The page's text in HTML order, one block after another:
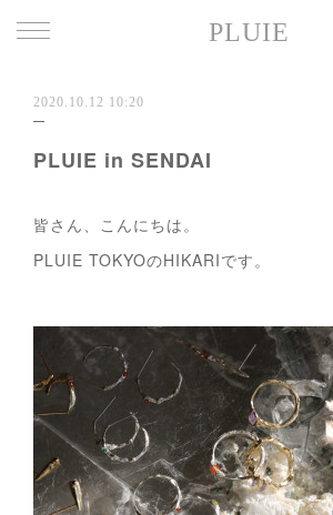
PLUIE
2020.10.12 10:20
PLUIE in SENDAI
皆さん、こんにちは。
PLUIE TOKYOのHIKARIです。